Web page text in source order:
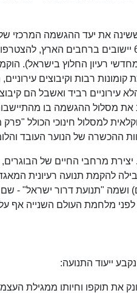
את יעד ההגשמה המרכזי
הגרעינים הבוגרים של התנועה יותר מ-60
רעיון החלוץ בישראל).
קומונות רבות וקיבוצים
עירוניים רביד ואשבל הם
מסלול ההגשמה בו
למסלול חינוכי הכולל "פרק
ההכשרה של הנוער העובד
מרחבי החיים של הבוגרים,
להקמת תנועה רעיונית
ושמה "תנועת דרור ישראל" -
מלחמת העולם השנייה אף
את תוקפו וחיותו ממגילת